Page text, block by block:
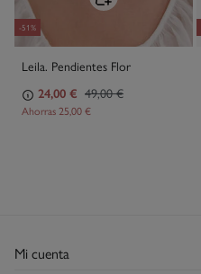
-51%
Leila. Pendientes Flor
24,00 € 49,00 €
Ahorras 25,00 €
Mi cuenta